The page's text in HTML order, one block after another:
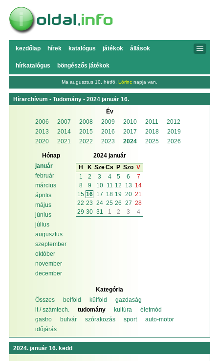
kezdőlap hírek katalógus játékok állások
hírkatalógus böngészős játékok
Ma augusztus 10, hétfő, Lőrinc napja van.
Hírarchívum - Tudomány - 2024 január 16.
Év
2006
2007 2008 2009 2010 2011
2012
2013
2014 2015 2016 2017 2018
2019
2020
2021 2022 2023 2024 2025 2026
Hónap
január
február
március
április
május
június
július
augusztus
szeptember
október
november
december
2024 január
H
K SzeCs P Szo V
1
2 3 4 5 6
7
8
9 10 11 12 13 14
15 16 17 18 19 20 21
22 23 24 25 26 27 28
29 30 31 1 2 3 4
Kategória
Összes
belföld külföld
gazdaság
it / számtech.
tudomány kultúra
életmód
gastro
bulvár szórakozás sport
auto-motor
időjárás
2024. január 16. kedd